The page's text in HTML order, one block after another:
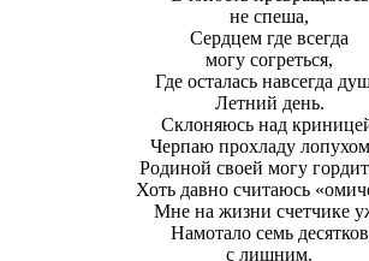
не спеша,
Сердцем где всегда
могу согреться,
Где осталась навсегда
Летний день.
Склоняюсь над
Черпаю прохладу
Родиной своей могу
Хоть давно считаюсь
Мне на жизни счетчике
Намотало семь десятков
с лишним.